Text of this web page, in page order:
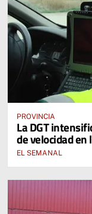
PROVINCIA
La DGT
de velocidad en
EL SEMANAL